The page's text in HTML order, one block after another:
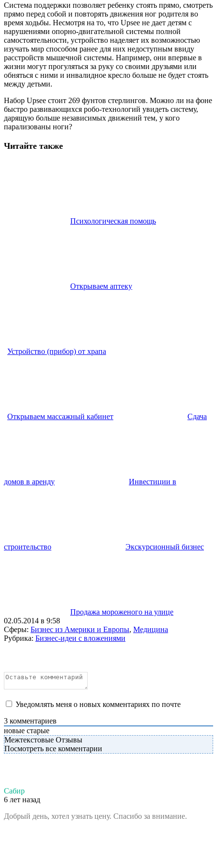
Система поддержки позволяет ребенку стоять прямо, смотреть
прямо перед собой и повторять движения ног родителя во
время ходьбы. Несмотря на то, что Upsee не дает детям с
нарушениями опорно-двигательной системы полной
самостоятельности, устройство наделяет их возможностью
изучать мир способом ранее для них недоступным ввиду
расстройств мышечной системы. Например, они впервые в
жизни могут прогуляться за руку со своими друзьями или
обняться с ними и инвалидное кресло больше не будет стоять
между детьми.
Набор Upsee стоит 269 фунтов стерлингов. Можно ли на фоне
быстро развивающихся робо-технологий увидеть систему,
дарящую больше независимых движений тем, у кого
парализованы ноги?
Читайте также
Психологическая помощь
Открываем аптеку
Устройство (прибор) от храпа
Открываем массажный кабинет Сдача
домов в аренду Инвестиции в
строительство Экскурсионный бизнес
Продажа мороженого на улице
02.05.2014 в 9:58
Сферы: Бизнес из Америки и Европы, Медицина
Рубрика: Бизнес-идеи с вложениями
Уведомлять меня о новых комментариях по почте
3 комментариев
новые старые
Межтекстовые Отзывы
Посмотреть все комментарии
Сабир
6 лет назад
Добрый день, хотел узнать цену. Спасибо за внимание.